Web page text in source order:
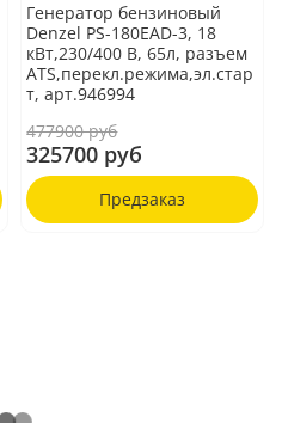
Генератор бензиновый
Denzel PS-180EAD-3, 18
кВт,230/400 В, 65л, разъем
ATS,перекл.режима,эл.стар
т, арт.946994
477900 руб
325700 руб
Предзаказ